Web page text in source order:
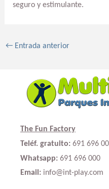
seguro y estimulante.
←Entrada anterior
The Fun Factory
Teléf. gratuito: 691 696
Whatsapp: 691 696 000
Email: info@int-play.com